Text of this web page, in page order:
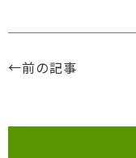
←前の記事